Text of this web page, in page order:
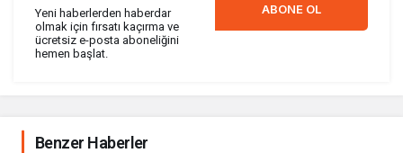
Yeni haberlerden haberdar
olmak için fırsatı kaçırma ve
ücretsiz e-posta aboneliğini
hemen başlat.
ABONE OL
Benzer Haberler